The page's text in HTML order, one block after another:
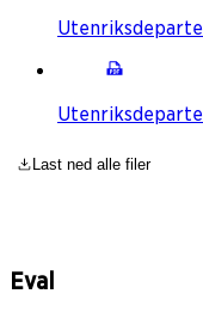
Last ned alle filer
Eval